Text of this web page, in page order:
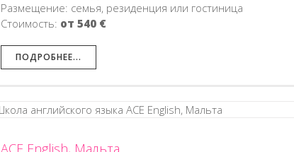
Размещение: семья, резиденция или гостиница
Стоимость: от 540 €
ПОДРОБНЕЕ...
ACE English, Мальта